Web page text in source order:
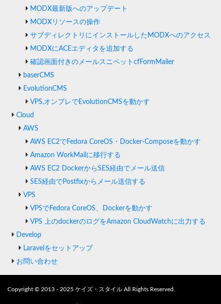
MODX最新版へのアップデート
MODXリソースの操作
サブディレクトリにインストールしたMODXへのアクセス
MODXにACEエディタを追加する
確認画面付きのメールスニペットcfFormMailer
baserCMS
EvolutionCMS
VPS,オンプレでEvolutionCMSを動かす
Cloud
AWS
AWS EC2でFedora CoreOS・Docker-Composeを動かす
Amazon WorkMailに移行する
AWS EC2 DockerからSES経由でメール送信
SES経由でPostfixからメール送信する
VPS
VPSでFedora CoreOS、Dockerを動かす
VPS 上のdockerのログをAmazon CloudWatchに出力する
Develop
Laravelをセットアップ
お問い合わせ
Copyright © 2013 - 2025 ケイズ・スタイル All Rights Reserved.